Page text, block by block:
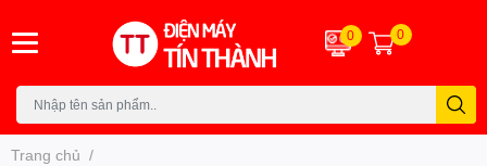
0 0
Trang chủ /